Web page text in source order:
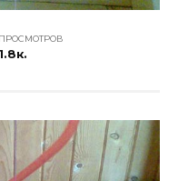
ПРОСМОТРОВ
1.8к.